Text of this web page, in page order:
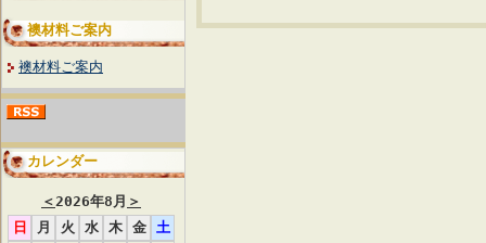
襖材料ご案内
襖材料ご案内
カレンダー
＜2026年8月 ＞
日
月 火 水 木 金 土